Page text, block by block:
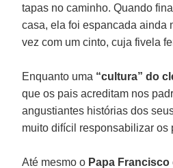
tapas no caminho. Quando
casa, ela foi espancada ainda
vez com um cinto, cuja fivela
Enquanto uma “cultura” do
que os pais acreditam nos
angustiantes histórias dos
muito difícil responsabilizar os
Até mesmo o Papa Francisco